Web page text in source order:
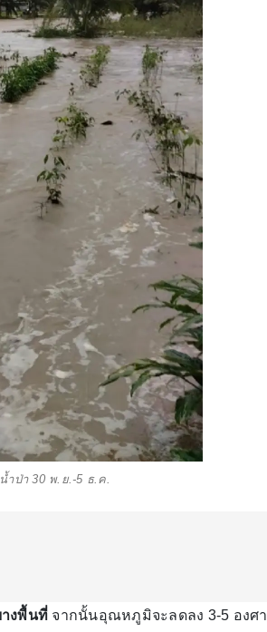
ำป่า 30 พ.ย.-5 ธ.ค.
งพื้นที่ จากนั้นอุณหภูมิจะลดลง 3-5 องศา